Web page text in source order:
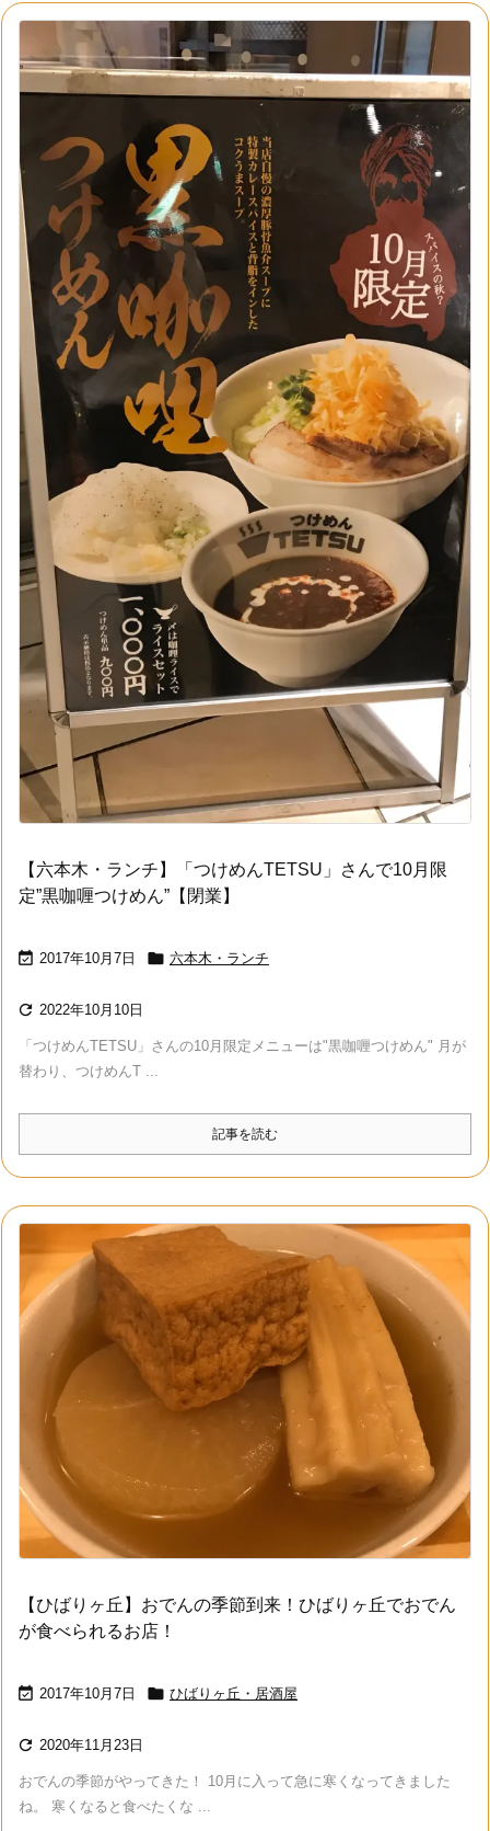
【六本木・ランチ】「つけめんTETSU」さんで10月限
定”黒咖喱つけめん”【閉業】
 2017年10月7日  六本木・ランチ
 2022年10月10日
「つけめんTETSU」さんの10月限定メニューは"黒咖喱つけめん" 月が
替わり、つけめんT ...
記事を読む
【ひばりヶ丘】おでんの季節到来！ひばりヶ丘でおでん
が食べられるお店！
 2017年10月7日  ひばりヶ丘・居酒屋
 2020年11月23日
おでんの季節がやってきた！ 10月に入って急に寒くなってきました
ね。 寒くなると食べたくな ...